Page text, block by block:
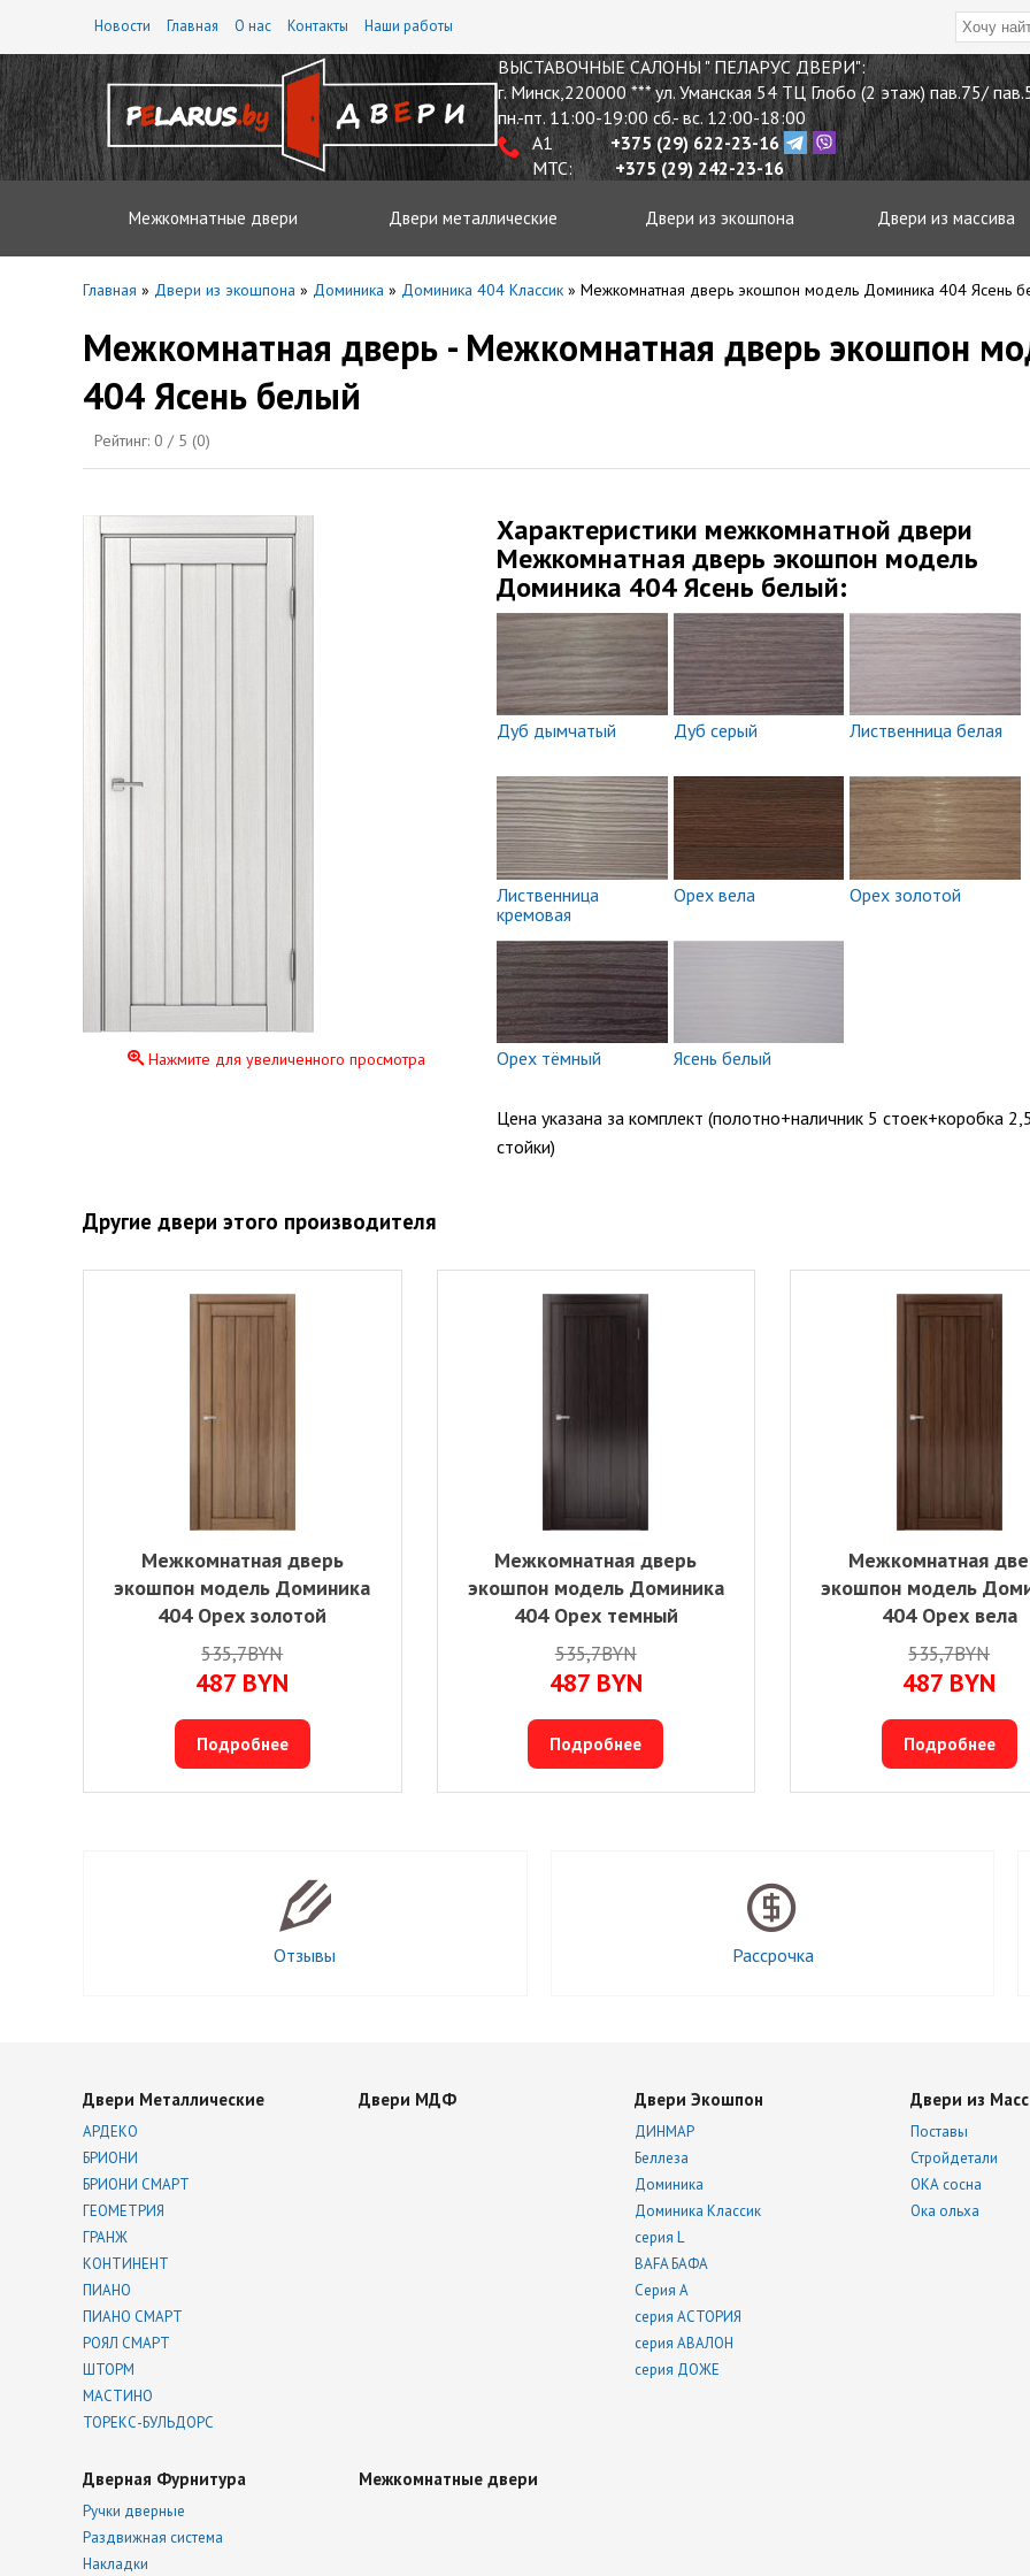
Новости Главная О нас Контакты Наши работы
ВЫСТАВОЧНЫЕСАЛОНЫ " ПЕЛАРУС ДВЕРИ":
г. Минск,220000 *** ул. Уманская 54 ТЦ Глобо (2 этаж) пав.75/
пн.-пт. 11:00-19:00 сб.- вс. 12:00-18:00
A1
+375 (29) 622-23-16
МТС:
+375 (29) 242-23-16
Межкомнатные двери Двери металлические Двери из экошпона Двери из массива
Главная » Двери из экошпона » Доминика » Доминика 404 Классик » Межкомнатная дверь экошпон модель Доминика 404 Ясень
Межкомнатная дверь - Межкомнатная дверь экошпон
404 Ясень белый
Рейтинг: 0 / 5 (0)
Нажмите для увеличенного просмотра
Xарактеристики межкомнатной двери
Межкомнатная дверь экошпон модель
Доминика 404 Ясень белый:
Дуб дымчатый Дуб серый Лиственница белая
Лиственница
кремовая
Орех вела Орех золотой
Орех тёмный Ясень белый
Цена указана за комплект (полотно+наличник 5 стоек+коробка
стойки)
Другие двери этого производителя
Межкомнатная дверь
экошпон модель Доминика
404 Орех золотой
535,7BYN
487 BYN
Подробнее
Межкомнатная дверь
экошпон модель Доминика
404 Орех темный
535,7BYN
487 BYN
Подробнее
Межкомнатная
экошпон модель
404 Орех вела
535,7BYN
487 BYN
Подробнее
Отзывы Рассрочка
Двери Металлические
АРДЕКО
БРИОНИ
БРИОНИ СМАРТ
ГЕОМЕТРИЯ
ГРАНЖ
КОНТИНЕНТ
ПИАНО
ПИАНО СМАРТ
РОЯЛ СМАРТ
ШТОРМ
МАСТИНО
ТОРЕКС-БУЛЬДОРС
Двери МДФ Двери Экошпон
ДИНМАР
Беллеза
Доминика
Доминика Классик
серия L
BAFA БАФА
Серия А
серия АСТОРИЯ
серия АВАЛОН
серия ДОЖЕ
Двери из
Поставы
Стройдетали
ОКА сосна
Ока ольха
Дверная Фурнитура
Ручки дверные
Раздвижная система
Накладки
Межкомнатные двери